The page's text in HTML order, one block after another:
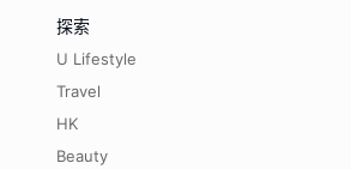
探索
U Lifestyle
Travel
HK
Beauty